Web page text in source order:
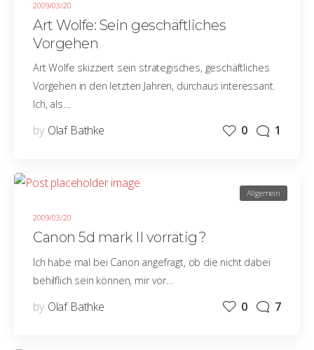
2009/03/20
Art Wolfe: Sein geschäftliches
Vorgehen
Art Wolfe skizziert sein strategisches, geschäftliches
Vorgehen in den letzten Jahren, durchaus interessant.
Ich, als…
by Olaf Bathke 0 1
2009/03/20
Allgemein
Canon 5d mark II vorrätig?
Ich habe mal bei Canon angefragt, ob die nicht dabei
behilflich sein können, mir vor…
by Olaf Bathke 0 7